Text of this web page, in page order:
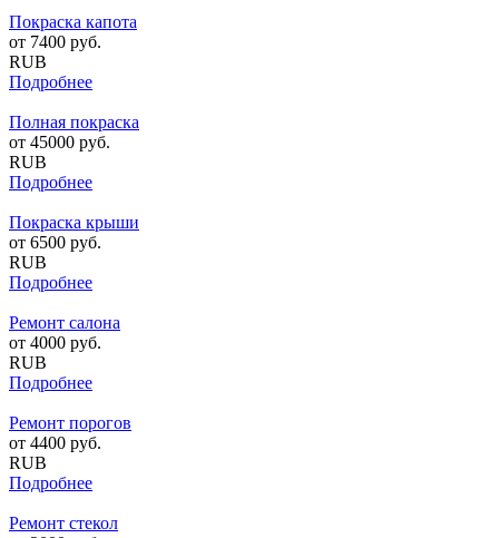
Покраска капота
от 7400 руб.
RUB
Подробнее
Полная покраска
от 45000 руб.
RUB
Подробнее
Покраска крыши
от 6500 руб.
RUB
Подробнее
Ремонт салона
от 4000 руб.
RUB
Подробнее
Ремонт порогов
от 4400 руб.
RUB
Подробнее
Ремонт стекол